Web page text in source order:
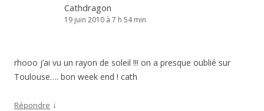
Cathdragon
19 juin 2010 à 7 h 54 min
rhooo j’ai vu un rayon de soleil !!! on a presque oublié sur
Toulouse…. bon week end ! cath
Répondre ↓